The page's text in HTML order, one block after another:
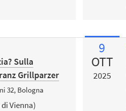
Sulla
Grillparzer
32, Bologna
Vienna)
9
OTT
2025